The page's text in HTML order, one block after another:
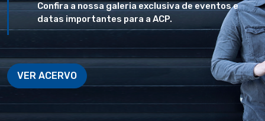
Confira a nossa galeria exclusiva de eventos e
datas importantes para a ACP.
VER ACERVO